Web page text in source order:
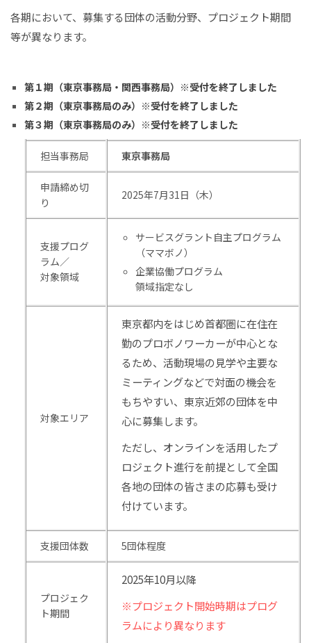
各期において、募集する団体の活動分野、プロジェクト期間
等が異なります。
第１期（東京事務局・関西事務局）※受付を終了しました
第２期（東京事務局のみ）※受付を終了しました
第３期（東京事務局のみ）※受付を終了しました
担当事務局 東京事務局
申請締め切
り
2025年7月31日（木）
支援プログ
ラム／
対象領域
サービスグラント自主プログラム
（ママボノ）
企業協働プログラム
領域指定なし
対象エリア
東京都内をはじめ首都圏に在住在
勤のプロボノワーカーが中心とな
るため、活動現場の見学や主要な
ミーティングなどで対面の機会を
もちやすい、東京近郊の団体を中
心に募集します。
ただし、オンラインを活用したプ
ロジェクト進行を前提として全国
各地の団体の皆さまの応募も受け
付けています。
支援団体数 5団体程度
プロジェク
ト期間
2025年10月以降
※プロジェクト開始時期はプログ
ラムにより異なります